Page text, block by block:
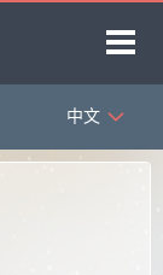
首页
中文